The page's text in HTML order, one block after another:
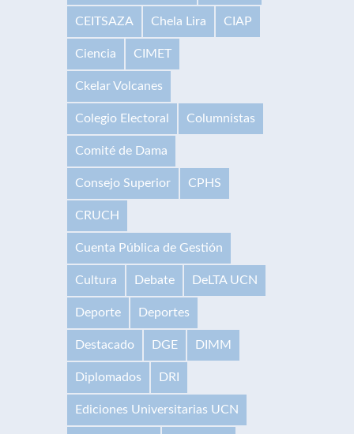
CEITSAZA Chela Lira CIAP
Ciencia CIMET
Ckelar Volcanes
Colegio Electoral Columnistas
Comité de Dama
Consejo Superior CPHS
CRUCH
Cuenta Pública de Gestión
Cultura Debate DeLTA UCN
Deporte Deportes
Destacado DGE DIMM
Diplomados DRI
Ediciones Universitarias UCN